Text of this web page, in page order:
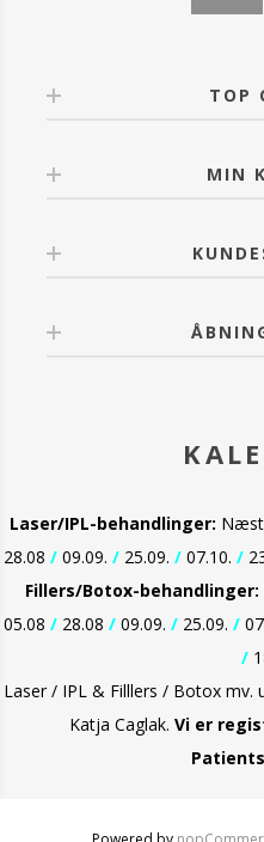
TOP
MIN
Laser/IPL-behandlinger:
28.08 / 09.09. / 25.09. / 07.10. /
Fillers/Botox-behandlinger:
05.08 / 28.08 / 09.09. / 25.09. /
/
Laser / IPL & Filllers / Botox mv.
Katja Caglak. Vi er